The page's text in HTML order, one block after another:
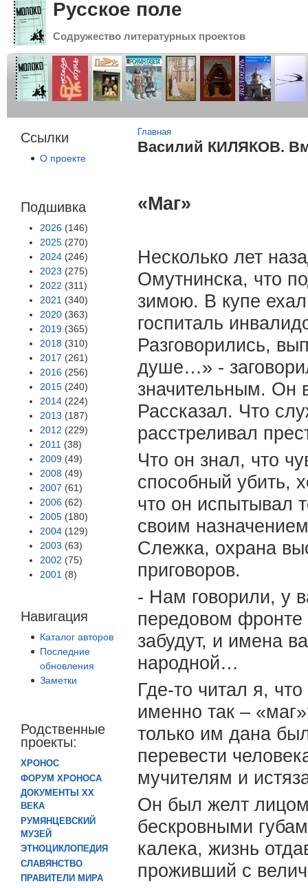
Русское поле
Содружество литературных проектов
Ссылки
О проекте
Подшивка
2026 (146)
2025 (270)
2024 (246)
2023 (275)
2022 (311)
2021 (340)
2020 (363)
2019 (365)
2018 (310)
2017 (261)
2016 (256)
2015 (240)
2014 (224)
2013 (187)
2012 (229)
2011 (38)
2009 (49)
2008 (49)
2007 (61)
2006 (62)
2005 (180)
2004 (129)
2003 (63)
2002 (75)
2001 (8)
Навигация
Каталог авторов
Последние
обновления
Заметки
Родственные
проекты:
ХРОНОС
ФОРУМ ХРОНОСА
ДОКУМЕНТЫ XX
ВЕКА
РУМЯНЦЕВСКИЙ
МУЗЕЙ
ЭТНОЦИКЛОПЕДИЯ
СЛАВЯНСТВО
ПРАВИТЕЛИ МИРА
Вы здесь
Главная
Василий КИЛЯКОВ.
«Маг»
Несколько лет
Омутнинска, что
зимою. В купе
госпиталь
Разговорились,
душе…» -
значительным. Он
Рассказал. Что
расстреливал
Что он знал, что
способный убить,
что он испытывал
своим
Слежка, охрана
приговоров.
- Нам говорили, у
передовом
забудут, и имена
народной…
Где-то читал я,
именно так –
только им дана
перевести
мучителям и
Он был желт
бескровными
калека, жизнь
проживший с